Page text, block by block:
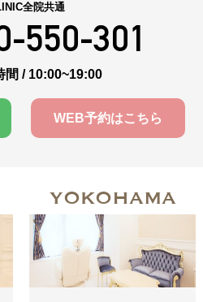
全院共通
550-301
間 / 10:00~19:00
WEB予約はこちら
YOKOHAMA